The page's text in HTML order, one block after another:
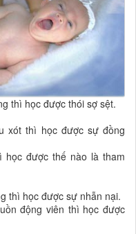
thì học được thói sợ sệt.
xót thì học được sự đồng
được thế nào là tham
thì học được sự nhẫn nại.
động viên thì học được